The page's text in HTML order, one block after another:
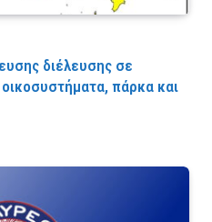
διέλευσης σε
πάρκα και